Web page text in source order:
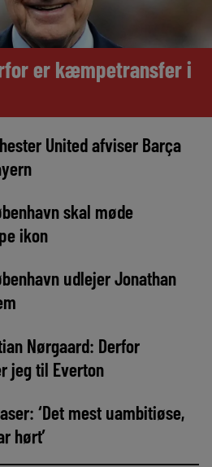
er kæmpetransfer i
United afviser Barça
skal møde
ikon
udlejer Jonathan
Nørgaard: Derfor
jeg til Everton
‘Det mest uambitiøse,
hørt’